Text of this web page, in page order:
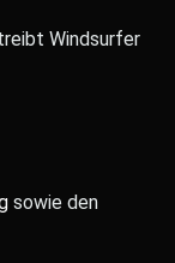
Windsurfer
sowie den